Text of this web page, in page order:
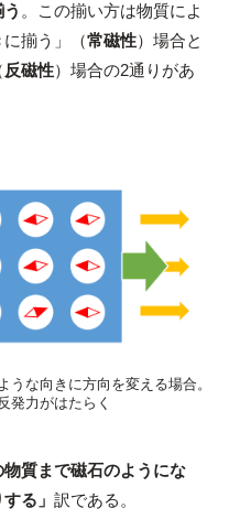
。この揃い方は物質によ
揃う」（常磁性）場合と
反磁性）場合の2通りがあ
な向きに方向を変える場合。
発力がはたらく
物質まで磁石のようにな
る」 訳である。